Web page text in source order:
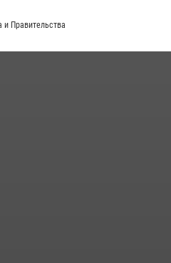
рецидивиста за попытку
и Правительства